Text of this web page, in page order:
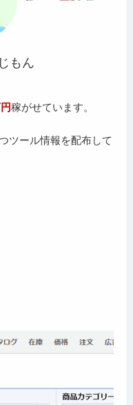
もん
稼がせています。
ツール情報を配布して